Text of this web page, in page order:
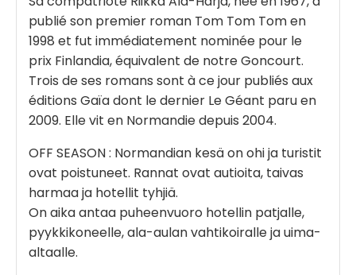
publié son premier roman Tom Tom Tom en
1998 et fut immédiatement nominée pour le
prix Finlandia, équivalent de notre Goncourt.
Trois de ses romans sont à ce jour publiés aux
éditions Gaïa dont le dernier Le Géant paru en
2009. Elle vit en Normandie depuis 2004.
OFF SEASON : Normandian kesä on ohi ja turistit
ovat poistuneet. Rannat ovat autioita, taivas
harmaa ja hotellit tyhjiä.
On aika antaa puheenvuoro hotellin patjalle,
pyykkikoneelle, ala-aulan vahtikoiralle ja uima-
altaalle.